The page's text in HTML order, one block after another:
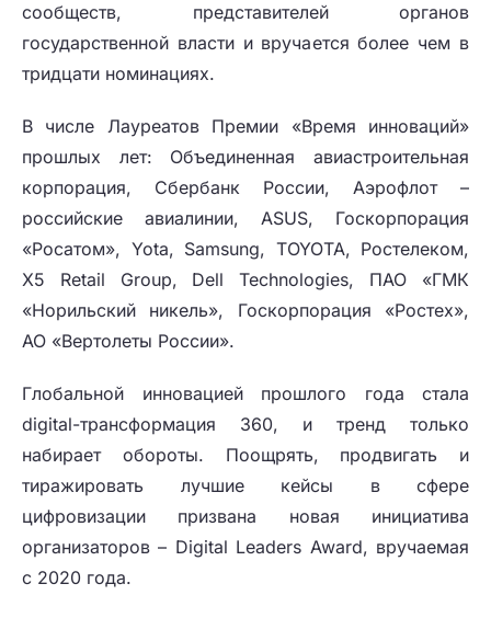
сообществ, представителей органов
государственной власти и вручается более чем в
тридцати номинациях.
В числе Лауреатов Премии «Время инноваций»
прошлых лет: Объединенная авиастроительная
корпорация, Сбербанк России, Аэрофлот –
российские авиалинии, ASUS, Госкорпорация
«Росатом», Yota, Samsung, TOYOTA, Ростелеком,
X5 Retail Group, Dell Technologies, ПАО «ГМК
«Норильский никель», Госкорпорация «Ростех»,
АО «Вертолеты России».
Глобальной инновацией прошлого года стала
digital-трансформация 360, и тренд только
набирает обороты. Поощрять, продвигать и
тиражировать лучшие кейсы в сфере
цифровизации призвана новая инициатива
организаторов – Digital Leaders Award, вручаемая
с 2020 года.